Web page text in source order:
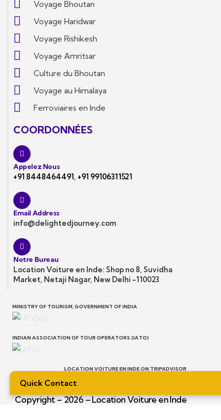
Voyage Bhoutan
Voyage Haridwar
Voyage Rishikesh
Voyage Amritsar
Culture du Bhoutan
Voyage au Himalaya
Ferroviaires en Inde
COORDONNÉES
Appelez Nous
+91 8448464491, +91 99106311521
Email Address
info@delightedjourney.com
Notre Bureau
Location Voiture en Inde: Shop no 8, Suvidha
Market, Netaji Nagar, New Delhi -110023
MINISTRY OF TOURISM, GOVERNMENT OF INDIA
INDIAN ASSOCIATION OF TOUR OPERATORS (IATO)
LOCATION VOITURE EN INDE ON TRIPADVISOR
Copyright – 2026 – Location Voiture en Inde
Quick Contact